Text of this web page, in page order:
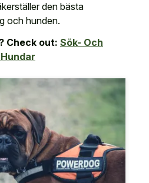
den bästa
och hunden.
Check out: Sök- Och